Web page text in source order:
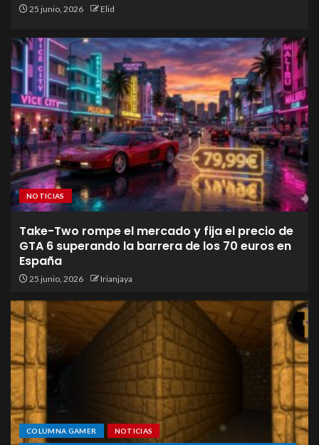
25 junio, 2026 Elid
NOTICIAS
Take-Two rompe el mercado y fija el precio de
GTA 6 superando la barrera de los 70 euros en
España
25 junio, 2026 Irianjaya
COLUMNA GAMER NOTICIAS